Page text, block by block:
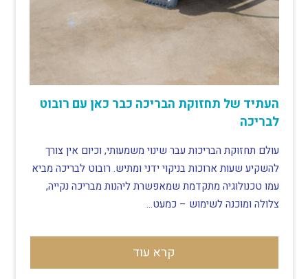
העתיד של תחזוקת הבריכה כבר כאן עם רובוט
לבריכה
עולם תחזוקת הבריכות עבר שינוי משמעותי, וכיום אין צורך
להשקיע שעות ארוכות בניקוי ידני ומתיש. רובוט לבריכה מביא
עמו טכנולוגיה מתקדמת שמאפשרת ליהנות מבריכה נקייה,
צלולה ומוכנה לשימוש – כמעט…
קרא עוד